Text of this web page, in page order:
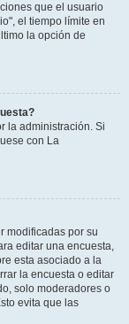
que el usuario
el tiempo límite en
la opción de
la administración. Si
con La
modificadas por su
editar una encuesta,
esta asociado a la
la encuesta o editar
solo moderadores o
evita que las